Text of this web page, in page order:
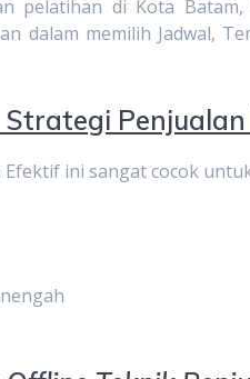
pelatihan di Kota
dalam memilih Jadwal,
ini sangat cocok